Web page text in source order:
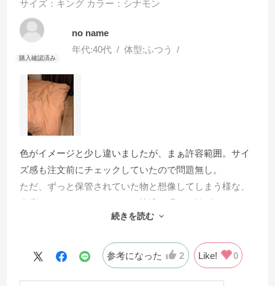
サイズ：キング カラー：シナモン
no name
年代:40代 体型:ふつう
色がイメージと少し違いましたが、まぁ許容範囲。サイ
ズ感も注文前にチェックしていたので問題無し。
ただ、ずっと保管されていた物と想像してしまう様な、
倉庫というかタンスというか快適な眠りを妨げるような
臭いがついていました。
みたり…
商品到着から10日程経ってようやく臭いがマシになった
続きを読む
参考になった 2 Like! 0